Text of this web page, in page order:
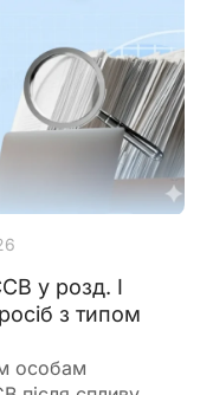
у розд. І
з типом
особам